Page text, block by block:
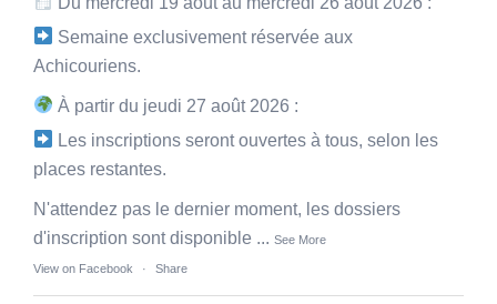
Semaine exclusivement réservée aux
Achicouriens.
À partir du jeudi 27 août 2026 :
Les inscriptions seront ouvertes à tous, selon les
places restantes.
N'attendez pas le dernier moment, les dossiers
d'inscription sont disponible ... See More
View on Facebook · Share